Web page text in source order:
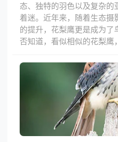
态、独特的羽色以及复杂的
着迷。近年来，随着生态摄
的提升，花梨鹰更是成为了
否知道，看似相似的花梨鹰